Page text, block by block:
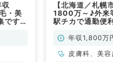
・美
です～
【北海道／札
1800万～♪外来
駅チカで通勤便
年収1,800万
皮膚科、美容